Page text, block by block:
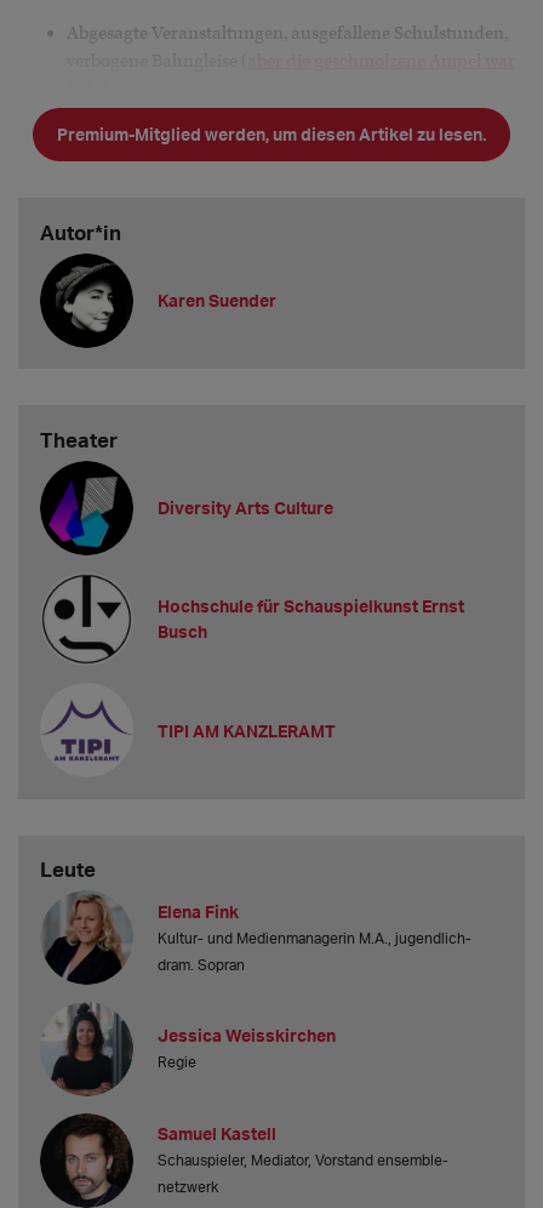
Abgesagte Veranstaltungen, ausgefallene Schulstunden,
Premium-Mitglied werden, um diesen Artikel zu lesen.
Autor*in
Karen Suender
Theater
Diversity Arts Culture
Hochschule für Schauspielkunst Ernst
Busch
TIPI AM KANZLERAMT
Leute
Elena Fink
Kultur- und Medienmanagerin M.A., jugendlich-
dram. Sopran
Jessica Weisskirchen
Regie
Samuel Kastell
Schauspieler, Mediator, Vorstand ensemble-
netzwerk